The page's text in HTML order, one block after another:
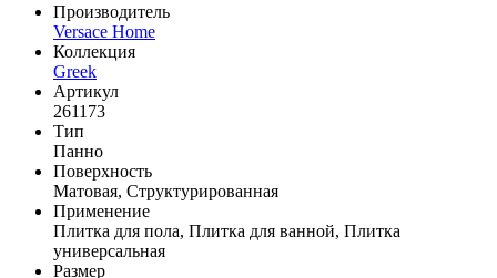
Производитель
Versace Home
Коллекция
Greek
Артикул
261173
Тип
Панно
Поверхность
Матовая, Структурированная
Применение
Плитка для пола, Плитка для ванной, Плитка
универсальная
Размер